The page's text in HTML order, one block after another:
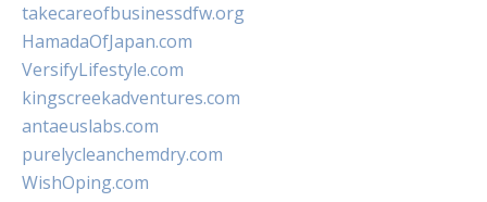
takecareofbusinessdfw.org
HamadaOfJapan.com
VersifyLifestyle.com
kingscreekadventures.com
antaeuslabs.com
purelycleanchemdry.com
WishOping.com